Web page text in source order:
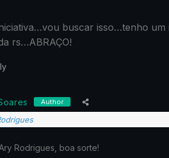
buscar isso…tenho um
rs…ABRAÇO!
Author
Rodrigues, boa sorte!